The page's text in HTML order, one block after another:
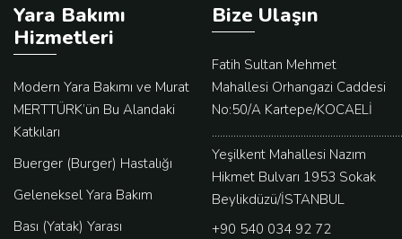
Yara Bakımı
Hizmetleri
Modern Yara Bakımı ve Murat
MERTTÜRK’ün Bu Alandaki
Katkıları
Buerger (Burger) Hastalığı
Geleneksel Yara Bakım
Bası (Yatak) Yarası
Bize Ulaşın
Fatih Sultan Mehmet
Mahallesi Orhangazi Caddesi
No:50/A Kartepe/KOCAELİ
Yeşilkent Mahallesi Nazım
Hikmet Bulvarı 1953 Sokak
Beylikdüzü/İSTANBUL
+90 540 034 92 72